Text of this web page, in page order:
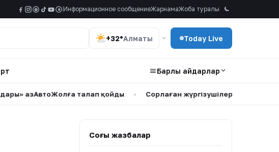
@ a Информационное сообщениеЖарнамаЖоба туралы
+32°Алматы Today Live
Барлық айдарлар
ҚазАвтоЖолға талап қойды • Сорлаған жүргізушілер мен тозған
Соңғы жазбалар